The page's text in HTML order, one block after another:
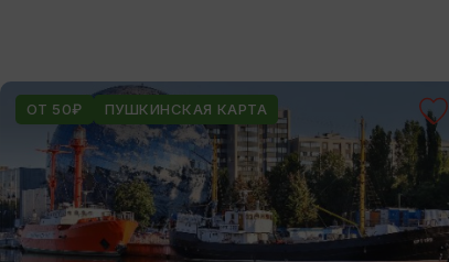
ОТ 50₽ ПУШКИНСКАЯ КАРТА